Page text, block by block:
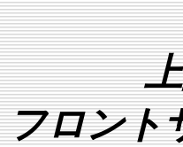
フロント